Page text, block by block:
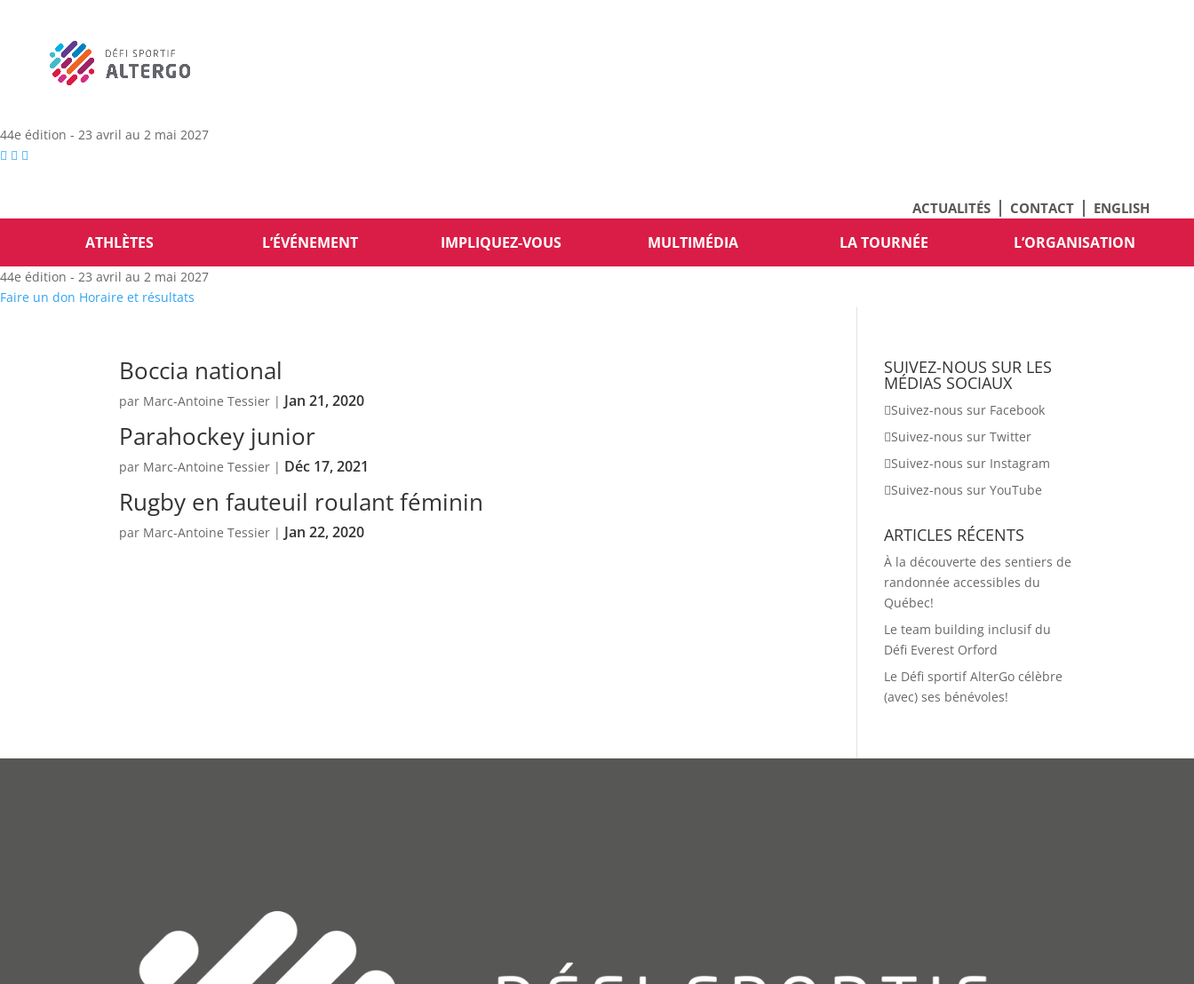
44e édition - 23 avril au 2 mai 2027
ACTUALITÉS CONTACT ENGLISH
ATHLÈTES L’ÉVÉNEMENT IMPLIQUEZ-VOUS MULTIMÉDIA LA TOURNÉE L’ORGANISATION
44e édition - 23 avril au 2 mai 2027
Faire un don Horaire et résultats
Boccia national
par Marc-Antoine Tessier | Jan 21, 2020
Parahockey junior
par Marc-Antoine Tessier | Déc 17, 2021
Rugby en fauteuil roulant féminin
par Marc-Antoine Tessier | Jan 22, 2020
SUIVEZ-NOUS SUR LES
MÉDIAS SOCIAUX
Suivez-nous sur Facebook
Suivez-nous sur Twitter
Suivez-nous sur Instagram
Suivez-nous sur YouTube
ARTICLES RÉCENTS
À la découverte des sentiers de
randonnée accessibles du
Québec!
Le team building inclusif du
Défi Everest Orford
Le Défi sportif AlterGo célèbre
(avec) ses bénévoles!